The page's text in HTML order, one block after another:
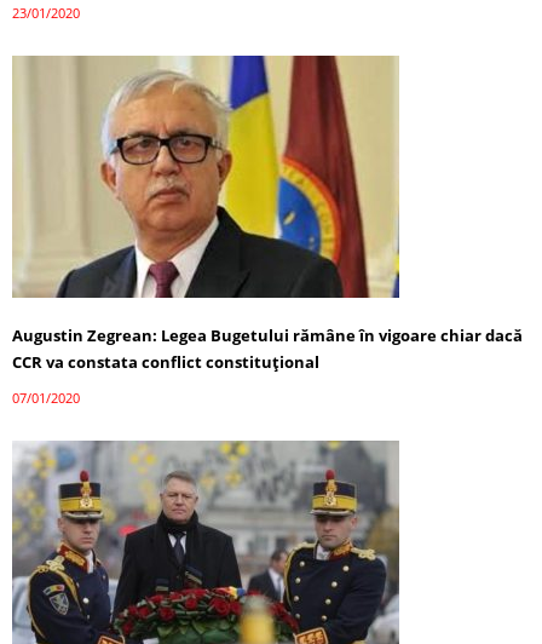
23/01/2020
Augustin Zegrean: Legea Bugetului rămâne în vigoare chiar dacă
CCR va constata conflict constituţional
07/01/2020